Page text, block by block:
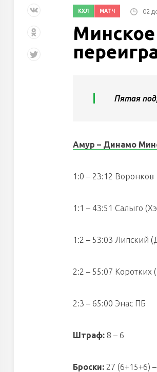
КХЛ МАТЧ 02
Пятая
Амур – Динамо
1:0 – 23:12 Воронков
1:1 – 43:51 Салыго
1:2 – 53:03 Липский
2:2 – 55:07
2:3 – 65:00 Энас ПБ
Штраф: 8 – 6
Броски: 27 (6+15+6)